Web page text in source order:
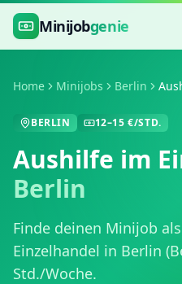
Zum Hauptinhalt springen
Minijobgenie
Home Minijobs Berlin
BERLIN 12–15 €/STD.
Aushilfe im
Berlin
Finde deinen Minijob als
Einzelhandel in Berlin (
Std./Woche.